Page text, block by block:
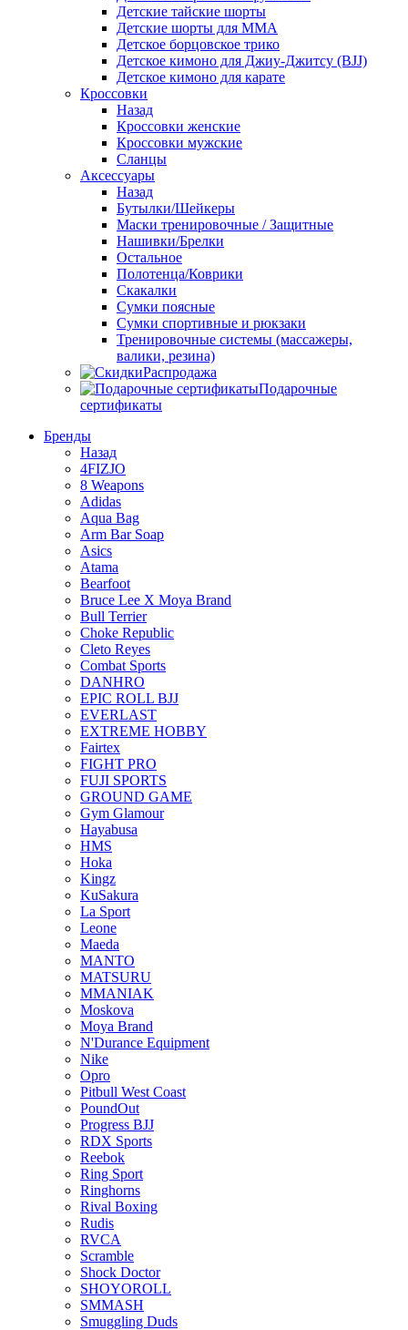
Детские тайские шорты
Детские шорты для ММА
Детское борцовское трико
Детское кимоно для Джиу-Джитсу (BJJ)
Детское кимоно для карате
Кроссовки
Назад
Кроссовки женские
Кроссовки мужские
Сланцы
Аксессуары
Назад
Бутылки/Шейкеры
Маски тренировочные / Защитные
Нашивки/Брелки
Остальное
Полотенца/Коврики
Скакалки
Сумки поясные
Сумки спортивные и рюкзаки
Тренировочные системы (массажеры,
валики, резина)
Распродажа
Подарочные
сертификаты
Бренды
Назад
4FIZJO
8 Weapons
Adidas
Aqua Bag
Arm Bar Soap
Asics
Atama
Bearfoot
Bruce Lee X Moya Brand
Bull Terrier
Choke Republic
Cleto Reyes
Combat Sports
DANHRO
EPIC ROLL BJJ
EVERLAST
EXTREME HOBBY
Fairtex
FIGHT PRO
FUJI SPORTS
GROUND GAME
Gym Glamour
Hayabusa
HMS
Hoka
Kingz
KuSakura
La Sport
Leone
Maeda
MANTO
MATSURU
MMANIAK
Moskova
Moya Brand
N'Durance Equipment
Nike
Opro
Pitbull West Coast
PoundOut
Progress BJJ
RDX Sports
Reebok
Ring Sport
Ringhorns
Rival Boxing
Rudis
RVCA
Scramble
Shock Doctor
SHOYOROLL
SMMASH
Smuggling Duds